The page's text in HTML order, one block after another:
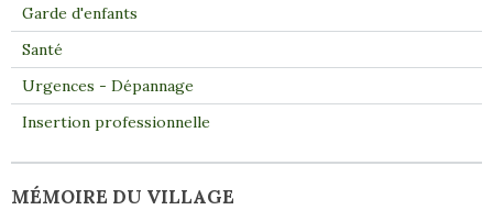
Garde d'enfants
Santé
Urgences - Dépannage
Insertion professionnelle
MÉMOIRE DU VILLAGE